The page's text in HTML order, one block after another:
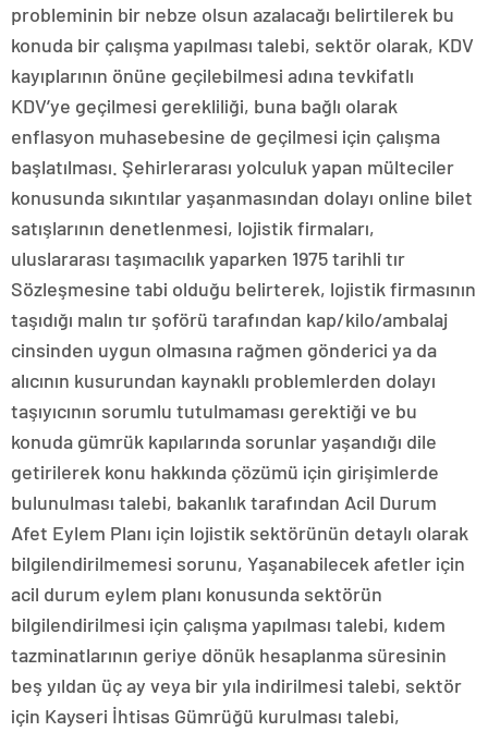
probleminin bir nebze olsun azalacağı belirtilerek bu
konuda bir çalışma yapılması talebi, sektör olarak, KDV
kayıplarının önüne geçilebilmesi adına tevkifatlı
KDV’ye geçilmesi gerekliliği, buna bağlı olarak
enflasyon muhasebesine de geçilmesi için çalışma
başlatılması. Şehirlerarası yolculuk yapan mülteciler
konusunda sıkıntılar yaşanmasından dolayı online bilet
satışlarının denetlenmesi, lojistik firmaları,
uluslararası taşımacılık yaparken 1975 tarihli tır
Sözleşmesine tabi olduğu belirterek, lojistik firmasının
taşıdığı malın tır şoförü tarafından kap/kilo/ambalaj
cinsinden uygun olmasına rağmen gönderici ya da
alıcının kusurundan kaynaklı problemlerden dolayı
taşıyıcının sorumlu tutulmaması gerektiği ve bu
konuda gümrük kapılarında sorunlar yaşandığı dile
getirilerek konu hakkında çözümü için girişimlerde
bulunulması talebi, bakanlık tarafından Acil Durum
Afet Eylem Planı için lojistik sektörünün detaylı olarak
bilgilendirilmemesi sorunu, Yaşanabilecek afetler için
acil durum eylem planı konusunda sektörün
bilgilendirilmesi için çalışma yapılması talebi, kıdem
tazminatlarının geriye dönük hesaplanma süresinin
beş yıldan üç ay veya bir yıla indirilmesi talebi, sektör
için Kayseri İhtisas Gümrüğü kurulması talebi,